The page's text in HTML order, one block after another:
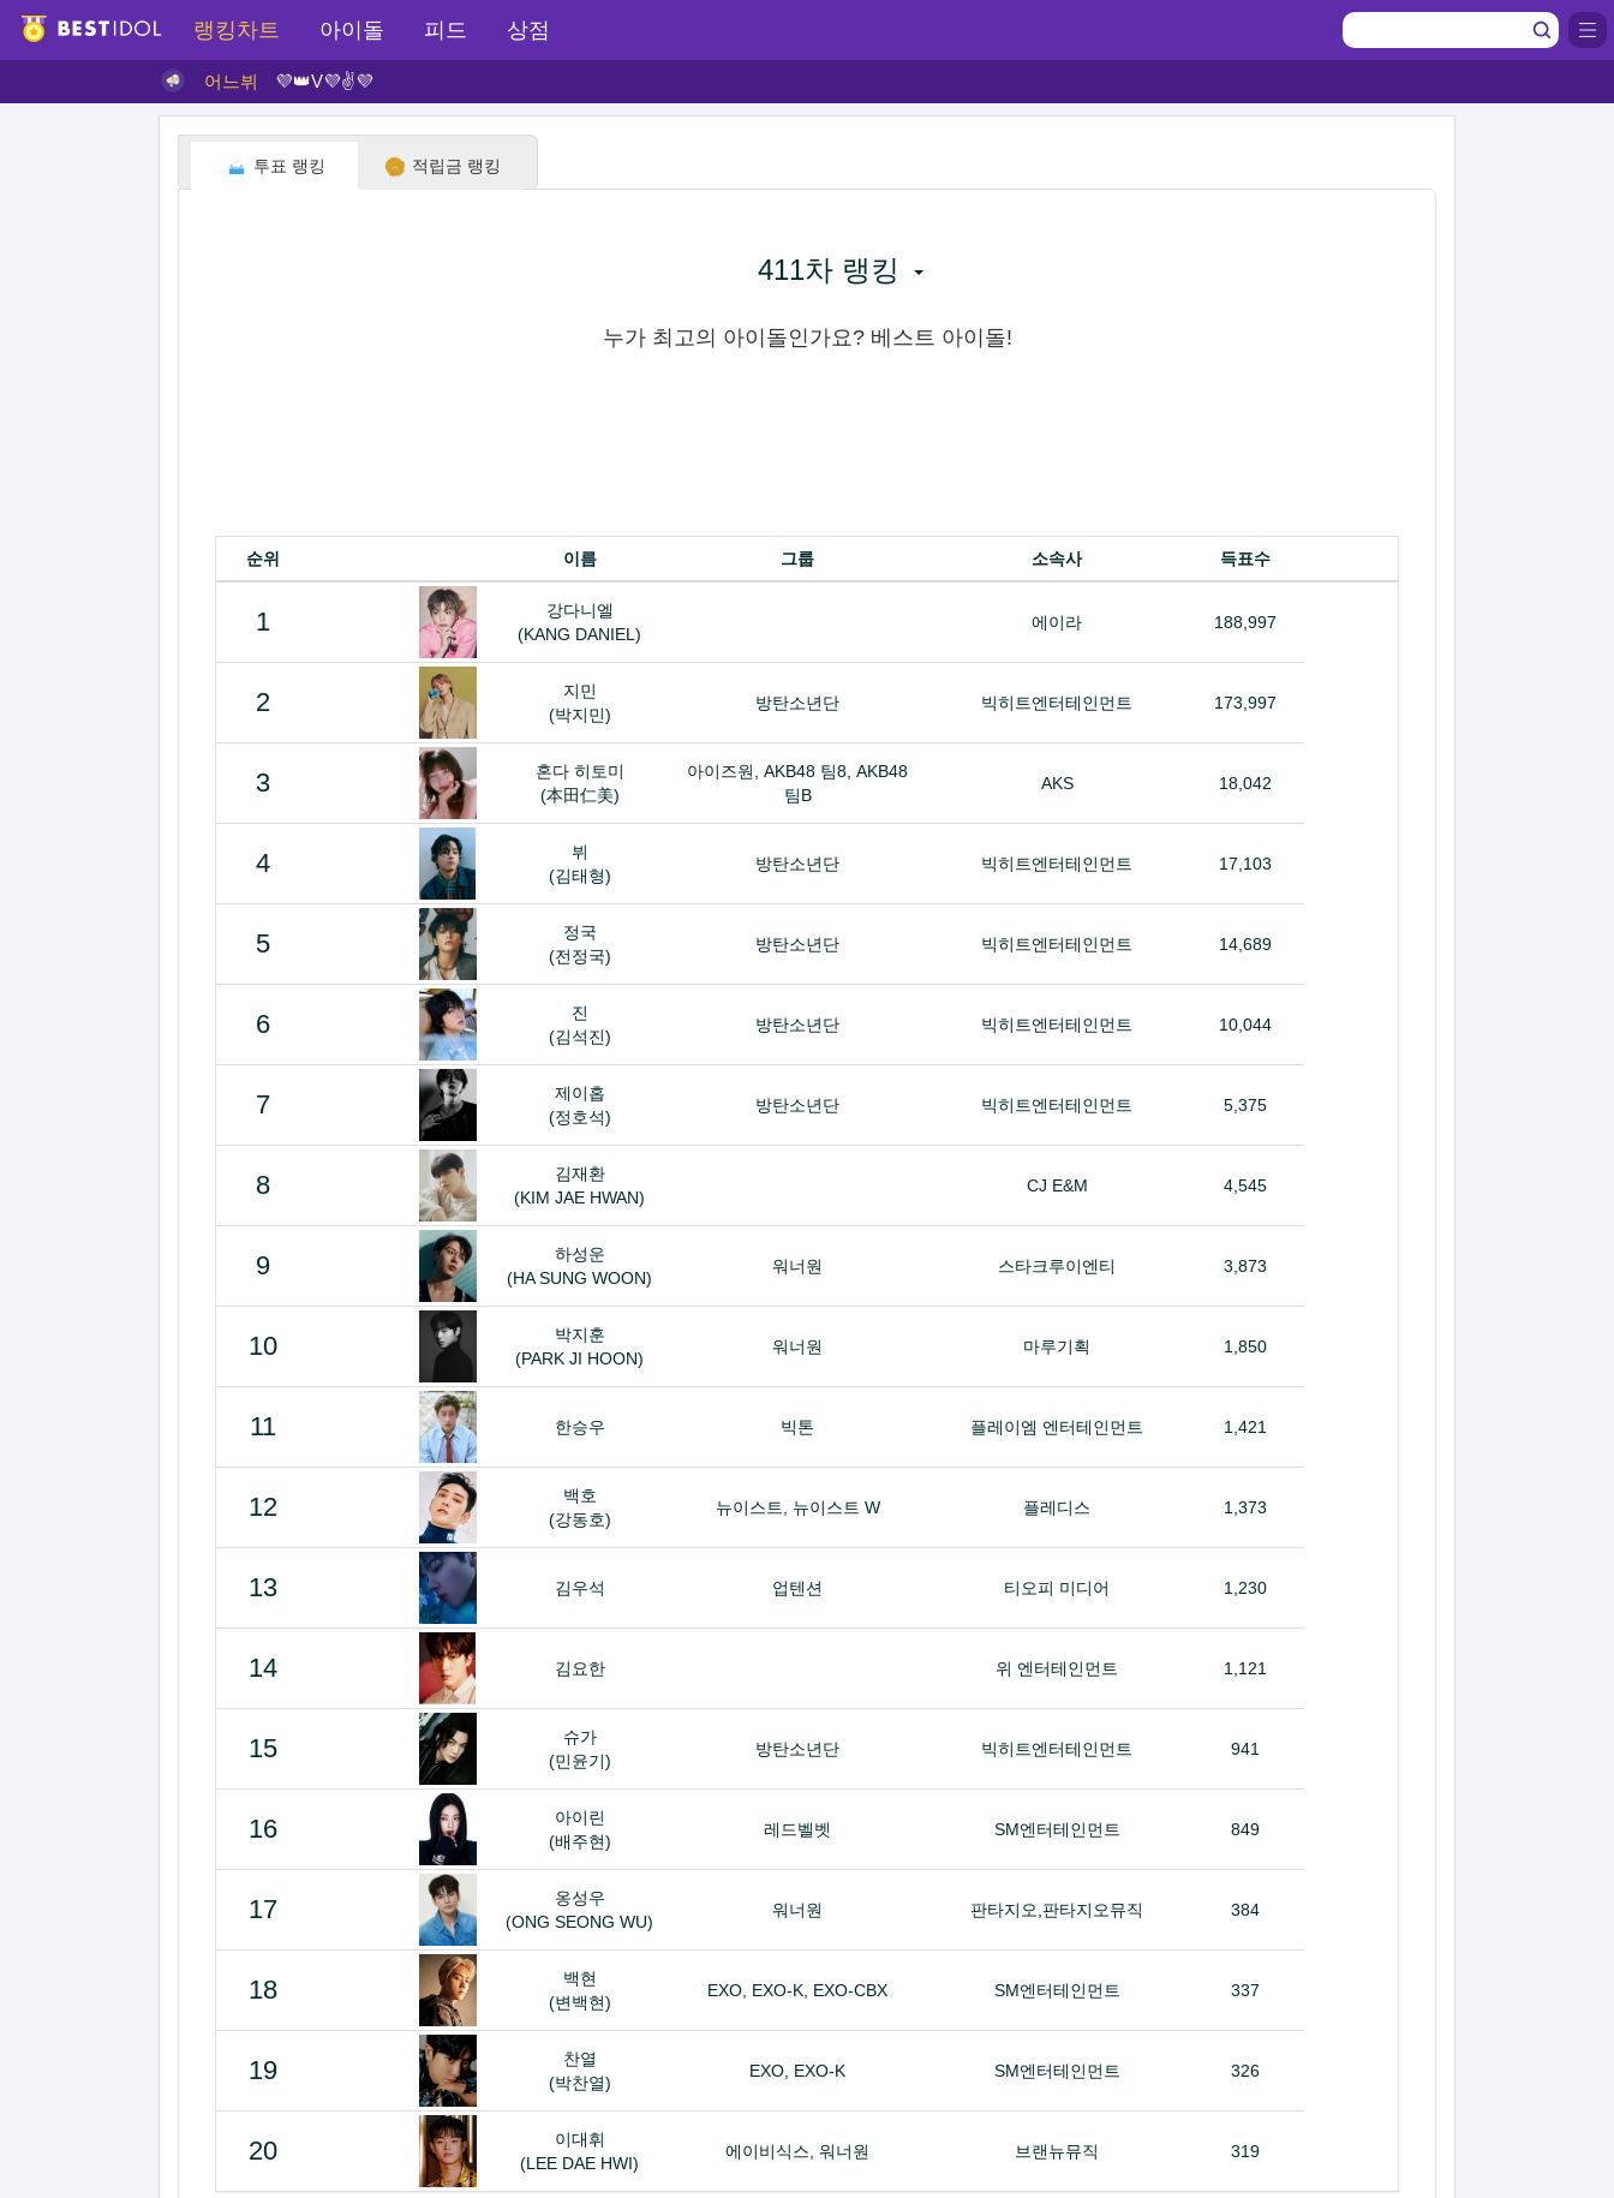
랭킹차트 아이돌 피드 상점
어느뷔 💜👑V💜✌💜
투표 랭킹 적립금 랭킹
411차 랭킹
누가 최고의 아이돌인가요? 베스트 아이돌!
순위 이름 그룹 소속사 득표수
1
강다니엘
(KANG DANIEL)
에이라 188,997
2
지민
(박지민)
방탄소년단 빅히트엔터테인먼트 173,997
3
혼다 히토미
(本田仁美)
아이즈원, AKB48 팀8, AKB48
팀B
AKS 18,042
4
뷔
(김태형)
방탄소년단 빅히트엔터테인먼트 17,103
5
정국
(전정국)
방탄소년단 빅히트엔터테인먼트 14,689
6
진
(김석진)
방탄소년단 빅히트엔터테인먼트 10,044
7
제이홉
(정호석)
방탄소년단 빅히트엔터테인먼트 5,375
8
김재환
(KIM JAE HWAN)
CJ E&M 4,545
9
하성운
(HA SUNG WOON)
워너원 스타크루이엔티 3,873
10
박지훈
(PARK JI HOON)
워너원 마루기획 1,850
11 한승우 빅톤 플레이엠 엔터테인먼트 1,421
12
백호
(강동호)
뉴이스트, 뉴이스트 W 플레디스 1,373
13 김우석 업텐션 티오피 미디어 1,230
14 김요한 위 엔터테인먼트 1,121
15
슈가
(민윤기)
방탄소년단 빅히트엔터테인먼트 941
16
아이린
(배주현)
레드벨벳 SM엔터테인먼트 849
17
옹성우
(ONG SEONG WU)
워너원 판타지오,판타지오뮤직 384
18
백현
(변백현)
EXO, EXO-K, EXO-CBX SM엔터테인먼트 337
19
찬열
(박찬열)
EXO, EXO-K SM엔터테인먼트 326
20
이대휘
(LEE DAE HWI)
에이비식스, 워너원 브랜뉴뮤직 319